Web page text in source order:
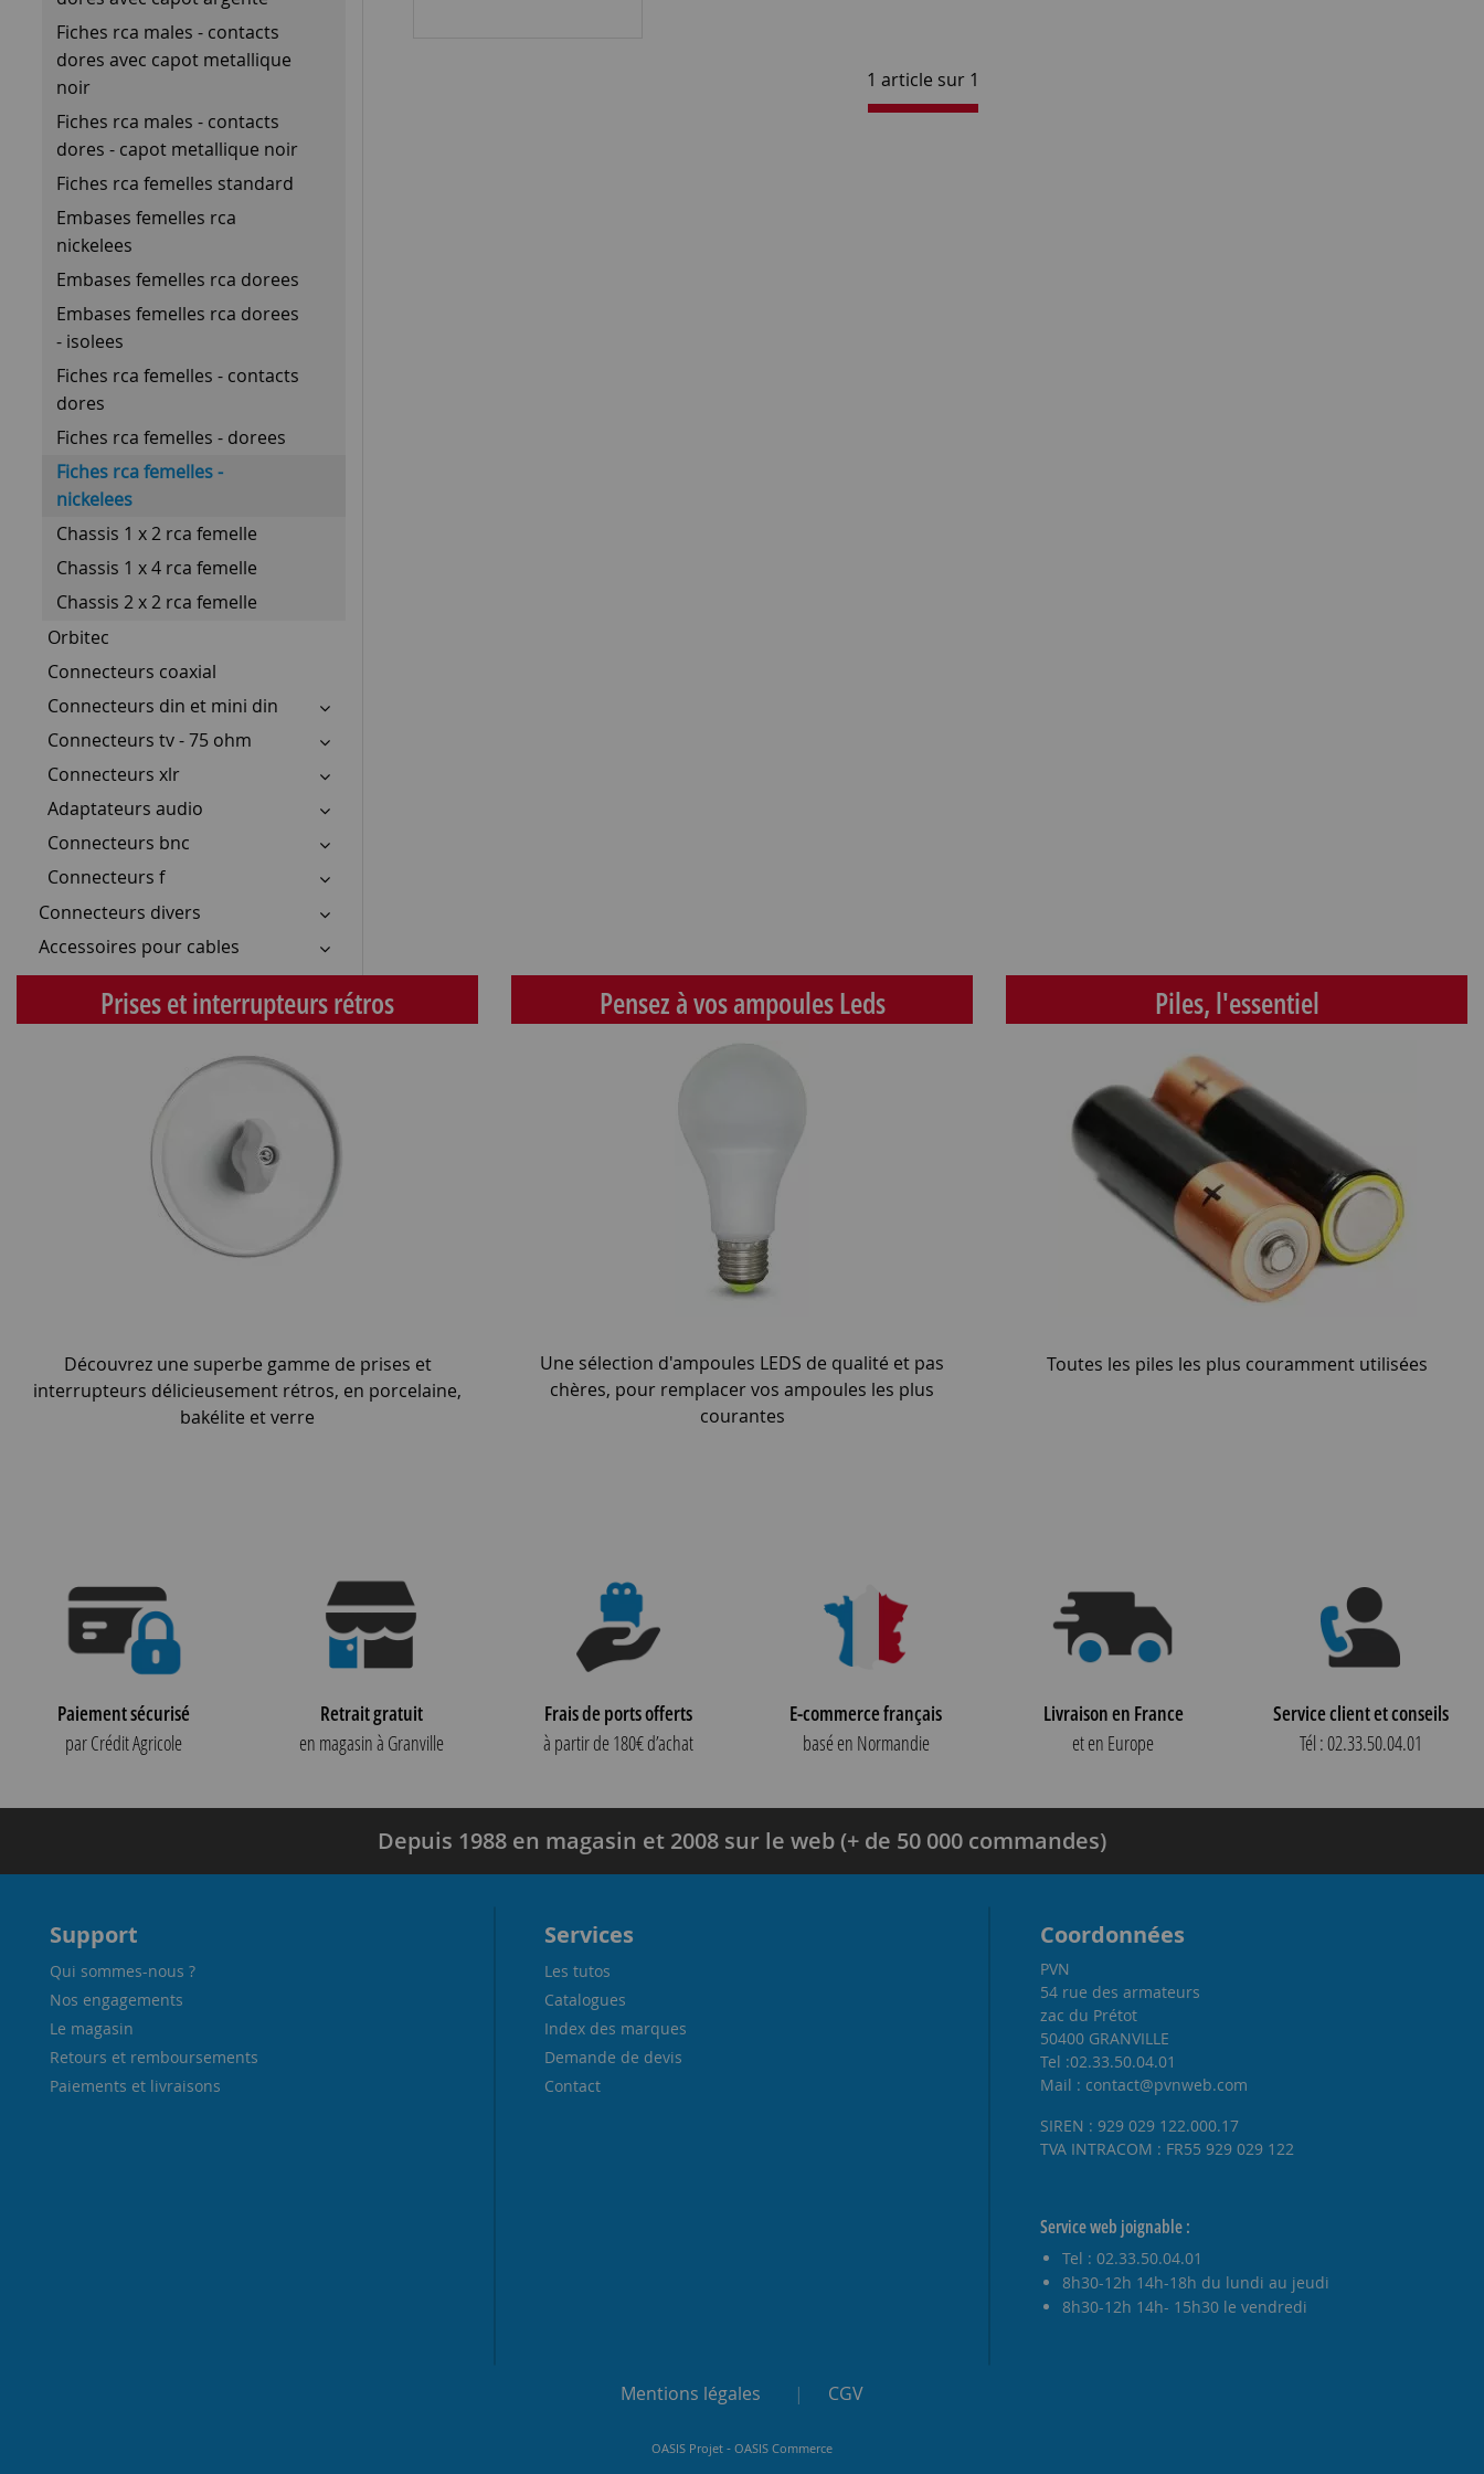
Fiches rca males - contacts
dores avec capot metallique
noir
Fiches rca males - contacts
dores - capot metallique noir
Fiches rca femelles standard
Embases femelles rca
nickelees
Embases femelles rca dorees
Embases femelles rca dorees
- isolees
Fiches rca femelles - contacts
dores
Fiches rca femelles - dorees
Fiches rca femelles -
nickelees
Chassis 1 x 2 rca femelle
Chassis 1 x 4 rca femelle
Chassis 2 x 2 rca femelle
Orbitec
Connecteurs coaxial
Connecteurs din et mini din
Connecteurs tv - 75 ohm
Connecteurs xlr
Adaptateurs audio
Connecteurs bnc
Connecteurs f
Connecteurs divers
Accessoires pour cables
1 article sur 1
Prises et interrupteurs rétros
Découvrez une superbe gamme de prises et
interrupteurs délicieusement rétros, en porcelaine,
bakélite et verre
Pensez à vos ampoules Leds
Une sélection d'ampoules LEDS de qualité et pas
chères, pour remplacer vos ampoules les plus
courantes
Piles, l'essentiel
Toutes les piles les plus couramment utilisées
Paiement sécurisé
par Crédit Agricole
Retrait gratuit
en magasin à Granville
Frais de ports offerts
à partir de 180€ d’achat
E-commerce français
basé en Normandie
Livraison en France
et en Europe
Service client et conseils
Tél : 02.33.50.04.01
Depuis 1988 en magasin et 2008 sur le web (+ de 50 000 commandes)
Support
Qui sommes-nous ?
Nos engagements
Le magasin
Retours et remboursements
Paiements et livraisons
Services
Les tutos
Catalogues
Index des marques
Demande de devis
Contact
Coordonnées
PVN
54 rue des armateurs
zac du Prétot
50400 GRANVILLE
Tel :02.33.50.04.01
Mail : contact@pvnweb.com
SIREN : 929 029 122.000.17
TVA INTRACOM : FR55 929 029 122
Service web joignable :
Tel : 02.33.50.04.01
8h30-12h 14h-18h du lundi au jeudi
8h30-12h 14h- 15h30 le vendredi
Mentions légales | CGV
OASIS Projet - OASIS Commerce